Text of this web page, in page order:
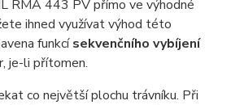
RMA 443 PV přímo ve výhodné
ihned využívat výhod této
funkcísekvenčního vybíjení
je-li přítomen.
co největší plochu trávníku. Při